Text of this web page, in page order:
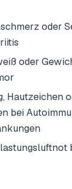
oder
oder
Hautzeichen
bei